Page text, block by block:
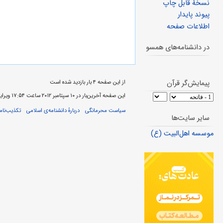
نسخهٔ قابل چاپ
پیوند پایدار
اطلاعات صفحه
در دانشنامه‌های همسو
پیمایش‌گر قرآن
سایر سایت‌ها
موسسه اهل‌البیت (ع)
از این صفحه ۴ بار بازدید شده است
این صفحه آخرین‌بار در ‏۱۰ سپتامبر ۲۰۱۲ ساعت ‏۱۷:۵۴ ویرایش شده‌است.
سیاست محرمانگی
دربارهٔ دانشنامه‌ی اسلامی